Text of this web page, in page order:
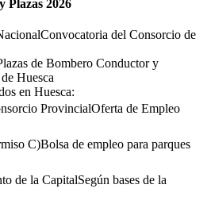
Plazas 2026
de Bombero Conductor y
Huesca
en
Huesca
Provincial
Oferta de Empleo
C) Bolsa de empleo para parques
de la Capital
Según bases de la